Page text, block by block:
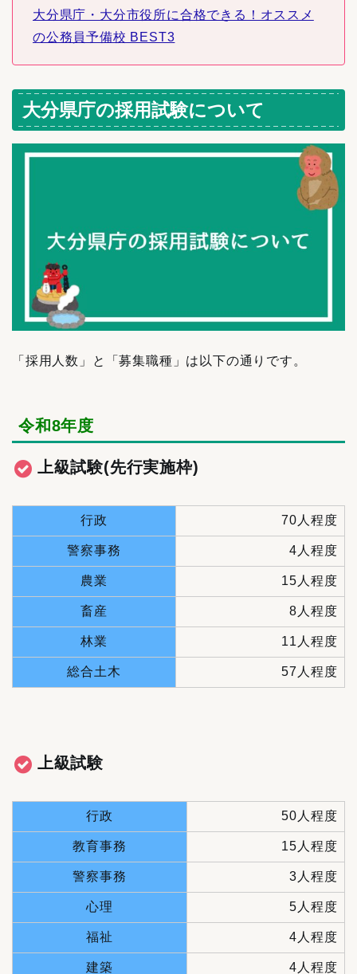
大分県庁・大分市役所に合格できる！オススメ
の公務員予備校 BEST3
大分県庁の採用試験について
「採用人数」と「募集職種」は以下の通りです。
令和8年度
上級試験(先行実施枠)
行政 70人程度
警察事務 4人程度
農業 15人程度
畜産 8人程度
林業 11人程度
総合土木 57人程度
上級試験
行政 50人程度
教育事務 15人程度
警察事務 3人程度
心理 5人程度
福祉 4人程度
建築 4人程度